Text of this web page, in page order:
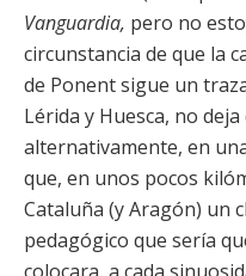
Vanguardia, pero no
circunstancia de que la
de Ponent sigue un
Lérida y Huesca, no
alternativamente, en
que, en unos pocos
Cataluña (y Aragón) un
pedagógico que sería